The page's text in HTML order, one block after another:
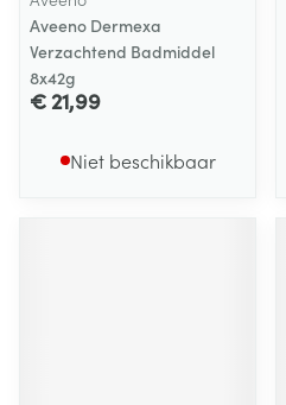
Aveeno Dermexa
Verzachtend Badmiddel
8x42g
€ 21,99
Niet beschikbaar